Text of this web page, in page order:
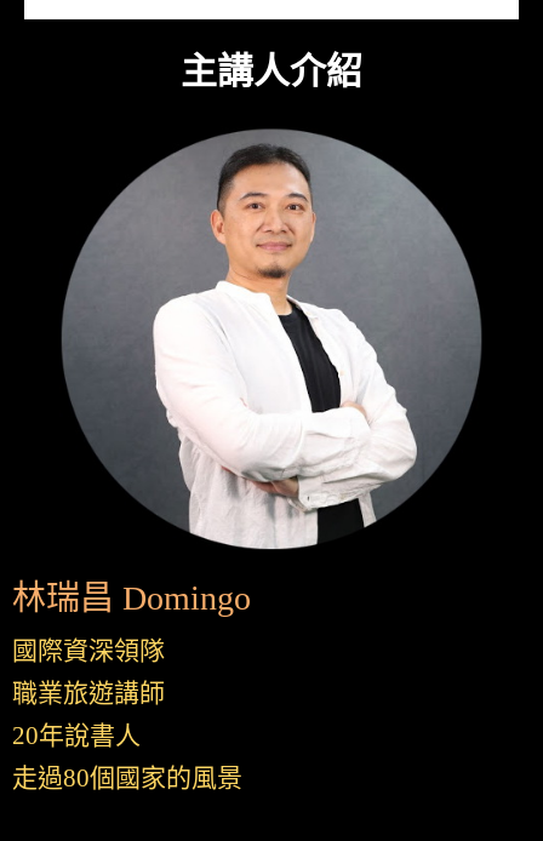
主講人介紹
林瑞昌 Domingo
國際資深領隊
職業旅遊講師
20年說書人
走過80個國家的風景